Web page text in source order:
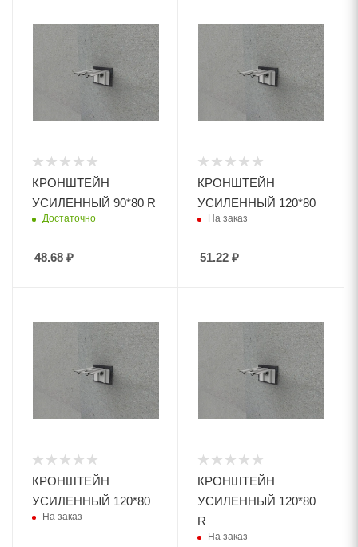
КРОНШТЕЙН
УСИЛЕННЫЙ 90*80 R
Достаточно
48.68 ₽
КРОНШТЕЙН
УСИЛЕННЫЙ 120*80
На заказ
51.22 ₽
КРОНШТЕЙН
УСИЛЕННЫЙ 120*80
На заказ
КРОНШТЕЙН
УСИЛЕННЫЙ 120*80
R
На заказ